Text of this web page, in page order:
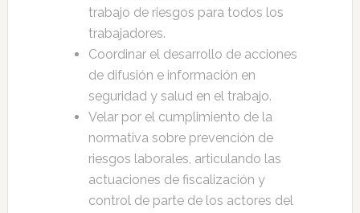
trabajo de riesgos para todos los
trabajadores.
Coordinar el desarrollo de acciones
de difusión e información en
seguridad y salud en el trabajo.
Velar por el cumplimiento de la
normativa sobre prevención de
riesgos laborales, articulando las
actuaciones de fiscalización y
control de parte de los actores del